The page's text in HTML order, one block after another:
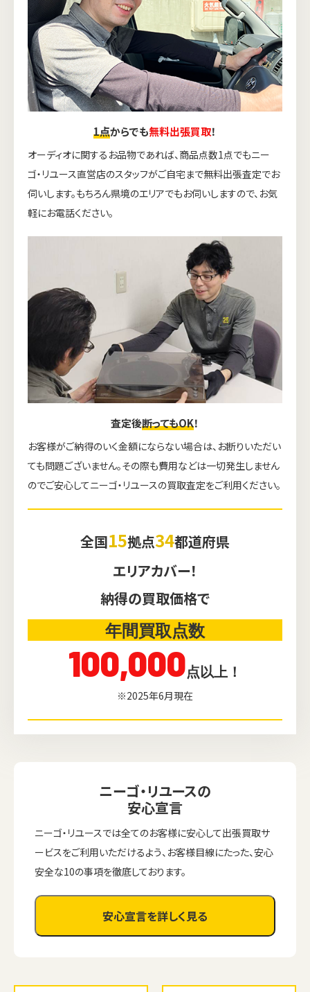
1点からでも無料出張買取！
オーディオに関するお品物であれば、商品点数1点でもニー
ゴ・リユース直営店のスタッフがご自宅まで無料出張査定でお
伺いします。もちろん県境のエリアでもお伺いしますので、お気
軽にお電話ください。
査定後断ってもOK！
お客様がご納得のいく金額にならない場合は、お断りいただい
ても問題ございません。その際も費用などは一切発生しません
のでご安心してニーゴ・リユースの買取査定をご利用ください。
全国15拠点34都道府県
エリアカバー！
納得の買取価格で
年間買取点数
100,000点以上！
※2025年6月現在
ニーゴ・リユースの
安心宣言
ニーゴ・リユースでは全てのお客様に安心して出張買取サ
ービスをご利用いただけるよう、お客様目線にたった、安心
安全な10の事項を徹底しております。
安心宣言を詳しく見る